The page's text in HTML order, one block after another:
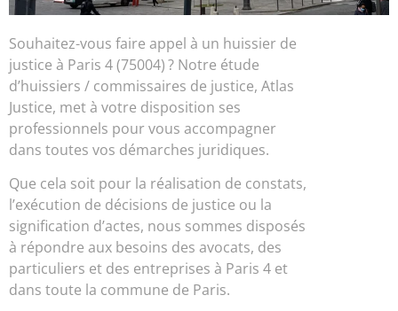
Souhaitez-vous faire appel à un huissier de
justice à Paris 4 (75004) ? Notre étude
d’huissiers / commissaires de justice, Atlas
Justice, met à votre disposition ses
professionnels pour vous accompagner
dans toutes vos démarches juridiques.
Que cela soit pour la réalisation de constats,
l’exécution de décisions de justice ou la
signification d’actes, nous sommes disposés
à répondre aux besoins des avocats, des
particuliers et des entreprises à Paris 4 et
dans toute la commune de Paris.